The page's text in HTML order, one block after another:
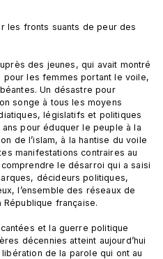
les fronts suants de peur des
les femmes portant le voile,
Un désastre pour
songe à tous les moyens
législatifs et politiques
pour éduquer le peuple à la
de l’islam, à la hantise du voile
manifestations contraires au
le désarroi qui a saisi
décideurs politiques,
l’ensemble des réseaux de
française.
et la guerre politique
décennies atteint aujourd’hui
de la parole qui ont au